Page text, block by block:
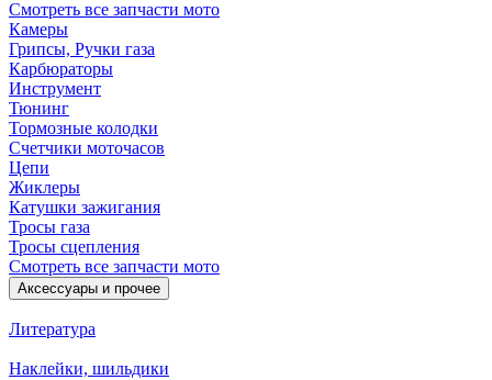
Смотреть все запчасти мото
Камеры
Грипсы, Ручки газа
Карбюраторы
Инструмент
Тюнинг
Тормозные колодки
Счетчики моточасов
Цепи
Жиклеры
Катушки зажигания
Тросы газа
Тросы сцепления
Смотреть все запчасти мото
Аксессуары и прочее
Литература
Наклейки, шильдики